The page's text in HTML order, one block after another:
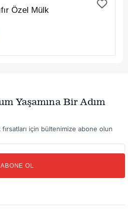
Özel Mülk
Yaşamına Bir Adım
için bültenimize abone olun
ABONE OL